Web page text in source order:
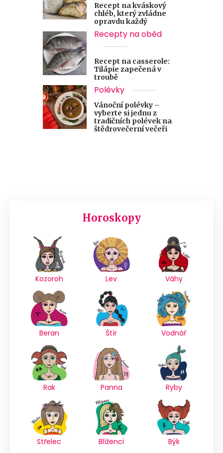
Recept na kváskový
chléb, který zvládne
opravdu každý
Recepty na oběd
Recept na casserole:
Tilápie zapečená v
troubě
Polévky
Vánoční polévky –
vyberte si jednu z
tradičních polévek na
štědrovečerní večeři
Horoskopy
Kozoroh Lev Váhy
Beran Štír Vodnář
Rak Panna Ryby
Střelec Blíženci Býk